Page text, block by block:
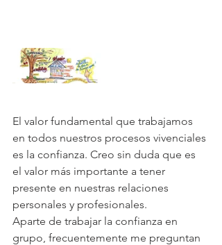
El valor fundamental que trabajamos
en todos nuestros procesos vivenciales
es la confianza. Creo sin duda que es
el valor más importante a tener
presente en nuestras relaciones
personales y profesionales.
Aparte de trabajar la confianza en
grupo, frecuentemente me preguntan